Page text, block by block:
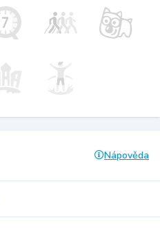
Nápověda